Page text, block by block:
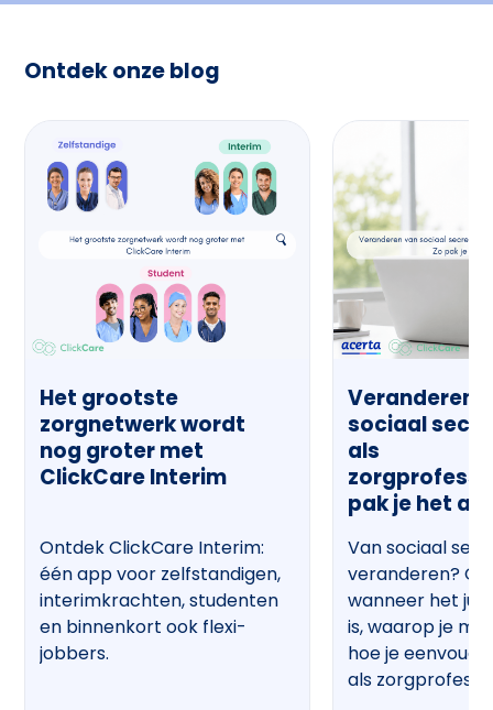
Ontdek onze blog
Het grootste
zorgnetwerk wordt
nog groter met
ClickCare Interim
Ontdek ClickCare Interim:
één app voor zelfstandigen,
interimkrachten, studenten
en binnenkort ook flexi-
jobbers.
Veranderen
sociaal
als
pak je het
Van sociaal
veranderen?
wanneer het
is, waarop je
hoe je
als